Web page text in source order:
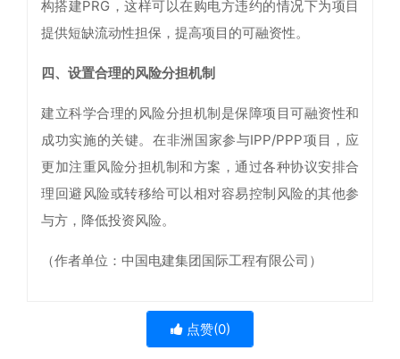
构搭建PRG，这样可以在购电方违约的情况下为项目
提供短缺流动性担保，提高项目的可融资性。
四、设置合理的风险分担机制
建立科学合理的风险分担机制是保障项目可融资性和
成功实施的关键。在非洲国家参与IPP/PPP项目，应
更加注重风险分担机制和方案，通过各种协议安排合
理回避风险或转移给可以相对容易控制风险的其他参
与方，降低投资风险。
（作者单位：中国电建集团国际工程有限公司）
点赞(0)